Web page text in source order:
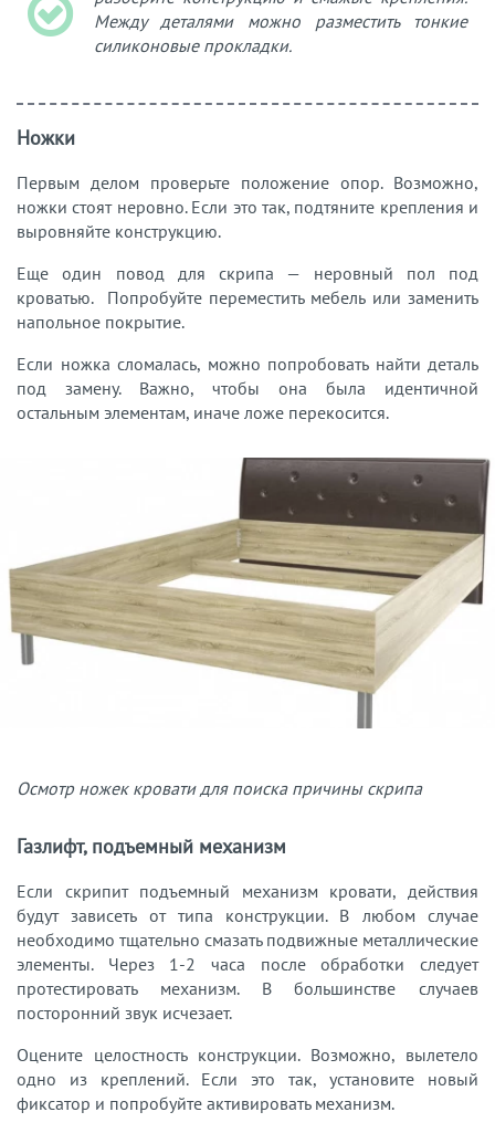
Между деталями можно разместить тонкие
силиконовые прокладки.
Ножки
Первым делом проверьте положение опор. Возможно,
ножки стоят неровно. Если это так, подтяните крепления и
выровняйте конструкцию.
Еще один повод для скрипа — неровный пол под
кроватью. Попробуйте переместить мебель или заменить
напольное покрытие.
Если ножка сломалась, можно попробовать найти деталь
под замену. Важно, чтобы она была идентичной
остальным элементам, иначе ложе перекосится.
Осмотр ножек кровати для поиска причины скрипа
Газлифт, подъемный механизм
Если скрипит подъемный механизм кровати, действия
будут зависеть от типа конструкции. В любом случае
необходимо тщательно смазать подвижные металлические
элементы. Через 1-2 часа после обработки следует
протестировать механизм. В большинстве случаев
посторонний звук исчезает.
Оцените целостность конструкции. Возможно, вылетело
одно из креплений. Если это так, установите новый
фиксатор и попробуйте активировать механизм.